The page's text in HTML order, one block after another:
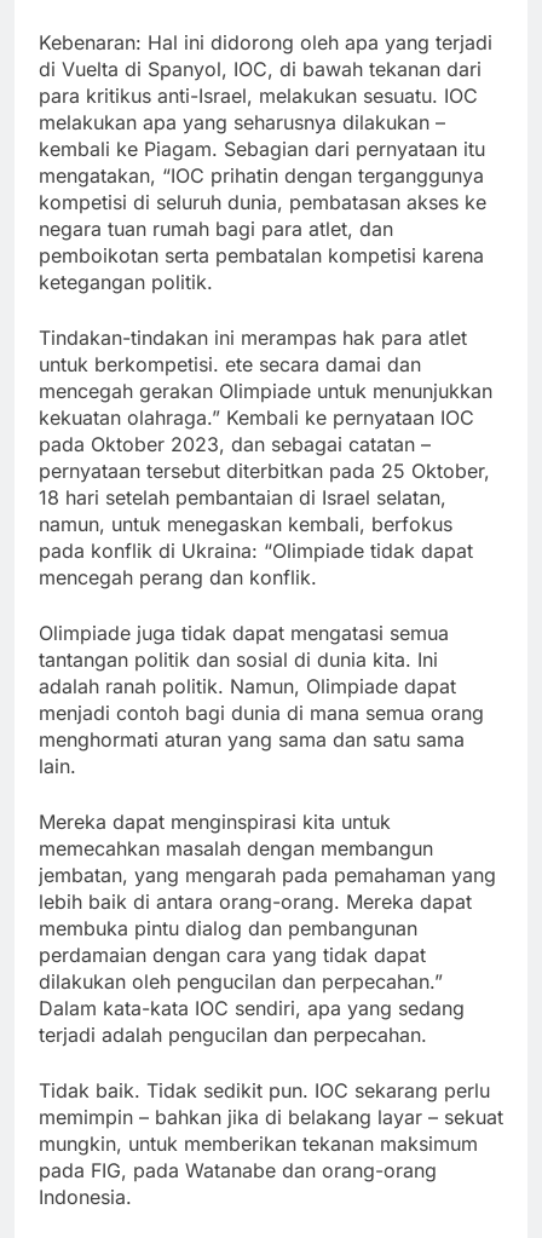
Kebenaran: Hal ini didorong oleh apa yang terjadi
di Vuelta di Spanyol, IOC, di bawah tekanan dari
para kritikus anti-Israel, melakukan sesuatu. IOC
melakukan apa yang seharusnya dilakukan –
kembali ke Piagam. Sebagian dari pernyataan itu
mengatakan, “IOC prihatin dengan terganggunya
kompetisi di seluruh dunia, pembatasan akses ke
negara tuan rumah bagi para atlet, dan
pemboikotan serta pembatalan kompetisi karena
ketegangan politik.
Tindakan-tindakan ini merampas hak para atlet
untuk berkompetisi. ete secara damai dan
mencegah gerakan Olimpiade untuk menunjukkan
kekuatan olahraga.” Kembali ke pernyataan IOC
pada Oktober 2023, dan sebagai catatan –
pernyataan tersebut diterbitkan pada 25 Oktober,
18 hari setelah pembantaian di Israel selatan,
namun, untuk menegaskan kembali, berfokus
pada konflik di Ukraina: “Olimpiade tidak dapat
mencegah perang dan konflik.
Olimpiade juga tidak dapat mengatasi semua
tantangan politik dan sosial di dunia kita. Ini
adalah ranah politik. Namun, Olimpiade dapat
menjadi contoh bagi dunia di mana semua orang
menghormati aturan yang sama dan satu sama
lain.
Mereka dapat menginspirasi kita untuk
memecahkan masalah dengan membangun
jembatan, yang mengarah pada pemahaman yang
lebih baik di antara orang-orang. Mereka dapat
membuka pintu dialog dan pembangunan
perdamaian dengan cara yang tidak dapat
dilakukan oleh pengucilan dan perpecahan.”
Dalam kata-kata IOC sendiri, apa yang sedang
terjadi adalah pengucilan dan perpecahan.
Tidak baik. Tidak sedikit pun. IOC sekarang perlu
memimpin – bahkan jika di belakang layar – sekuat
mungkin, untuk memberikan tekanan maksimum
pada FIG, pada Watanabe dan orang-orang
Indonesia.